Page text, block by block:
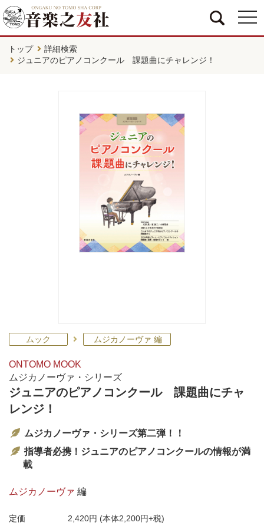
トップ
詳細検索
ジュニアのピアノコンクール 課題曲にチャレンジ！
ムック ムジカノーヴァ 編
ONTOMO MOOK
ムジカノーヴァ・シリーズ
ジュニアのピアノコンクール 課題曲にチャ
レンジ！
ムジカノーヴァ・シリーズ第二弾！！
指導者必携！ジュニアのピアノコンクールの情報が満
載
ムジカノーヴァ 編
定価 2,420円 (本体2,200円+税)